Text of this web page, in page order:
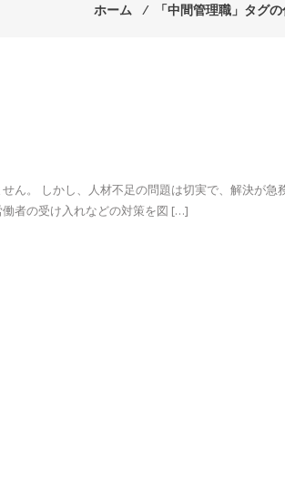
ホーム ⁄ 「中間管理職」タグ
ん。 しかし、人材不足の問題は切実で、解決が急
者の受け入れなどの対策を図 […]